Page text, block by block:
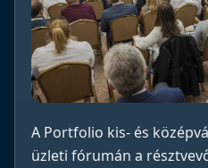
A Portfolio kis- és
üzleti fórumán a